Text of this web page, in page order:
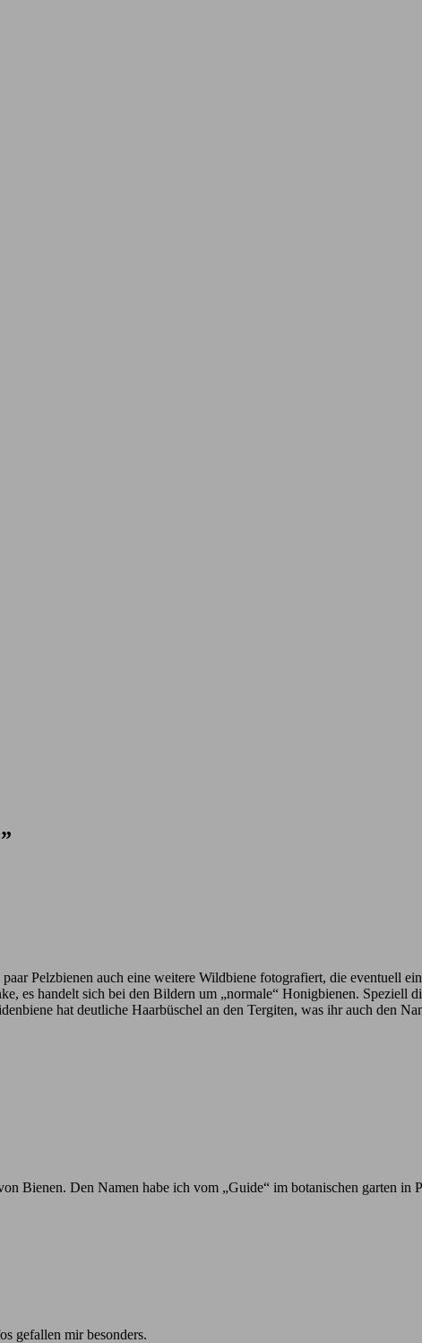
Pelzbienen auch eine weitere Wildbiene fotografiert, die eventuell
es handelt sich bei den Bildern um „normale“ Honigbienen. Speziell
hat deutliche Haarbüschel an den Tergiten, was ihr auch den
Bienen. Den Namen habe ich vom „Guide“ im botanischen garten in
gefallen mir besonders.